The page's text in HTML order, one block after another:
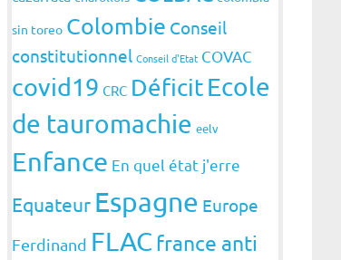
sin toreo Colombie Conseil
constitutionnel Conseil d'Etat COVAC
covid19 CRC DéficitEcole
de tauromachie eelv
Enfance En quel état j'erre
Equateur Espagne Europe
Ferdinand FLAC france anti